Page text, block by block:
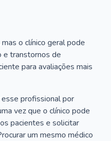
o clínico geral pode
e transtornos de
para avaliações mais
profissional por
vez que o clínico pode
pacientes e solicitar
um mesmo médico